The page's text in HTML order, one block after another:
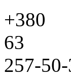
+380
63
257-